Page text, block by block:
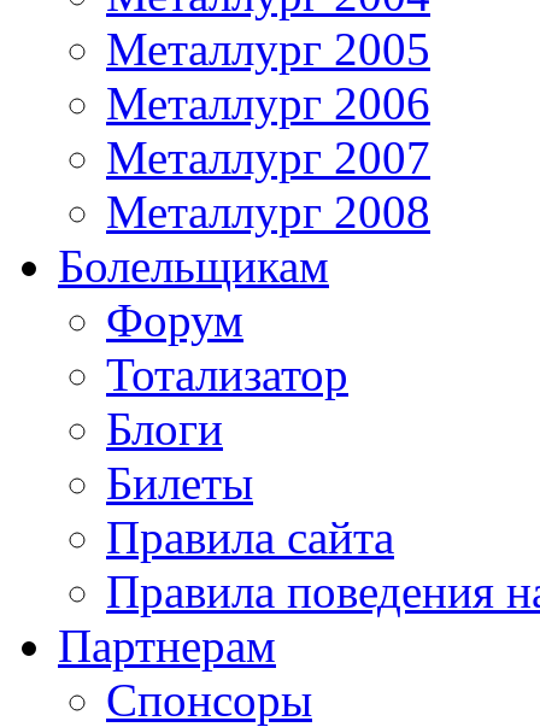
Металлург 2005
Металлург 2006
Металлург 2007
Металлург 2008
Болельщикам
Форум
Тотализатор
Блоги
Билеты
Правила сайта
Правила поведения
Партнерам
Спонсоры